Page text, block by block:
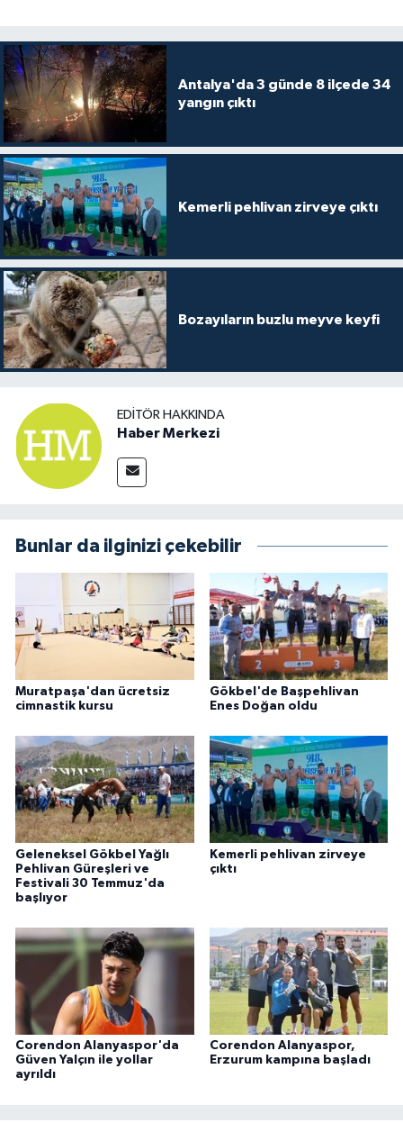
Antalya'da 3 günde 8 ilçede 34
yangın çıktı
Kemerli pehlivan zirveye çıktı
Bozayıların buzlu meyve keyfi
EDITÖR HAKKINDA
Haber Merkezi
Bunlar da ilginizi çekebilir
Muratpaşa'dan ücretsiz
cimnastik kursu
Gökbel'de Başpehlivan
Enes Doğan oldu
Geleneksel Gökbel Yağlı
Pehlivan Güreşleri ve
Festivali 30 Temmuz'da
başlıyor
Kemerli pehlivan zirveye
çıktı
Corendon Alanyaspor'da
Güven Yalçın ile yollar
ayrıldı
Corendon Alanyaspor,
Erzurum kampına başladı